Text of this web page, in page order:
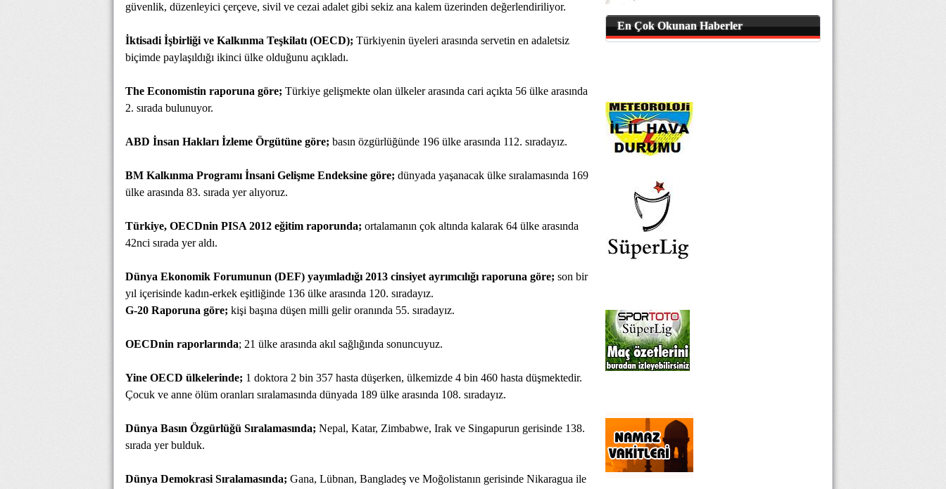
güvenlik, düzenleyici çerçeve, sivil ve cezai adalet gibi sekiz ana kalem üzerinden değerlendiriliyor.
İktisadi İşbirliği ve Kalkınma Teşkilatı (OECD); Türkiyenin üyeleri arasında servetin en adaletsiz
biçimde paylaşıldığı ikinci ülke olduğunu açıkladı.
The Economistin raporuna göre; Türkiye gelişmekte olan ülkeler arasında cari açıkta 56 ülke arasında
2. sırada bulunuyor.
ABD İnsan Hakları İzleme Örgütüne göre; basın özgürlüğünde 196 ülke arasında 112. sıradayız.
BM Kalkınma Programı İnsani Gelişme Endeksine göre; dünyada yaşanacak ülke sıralamasında 169
ülke arasında 83. sırada yer alıyoruz.
Türkiye, OECDnin PISA 2012 eğitim raporunda; ortalamanın çok altında kalarak 64 ülke arasında
42nci sırada yer aldı.
Dünya Ekonomik Forumunun (DEF) yayımladığı 2013 cinsiyet ayrımcılığı raporuna göre; son bir
yıl içerisinde kadın-erkek eşitliğinde 136 ülke arasında 120. sıradayız.
G-20 Raporuna göre; kişi başına düşen milli gelir oranında 55. sıradayız.
OECDnin raporlarında; 21 ülke arasında akıl sağlığında sonuncuyuz.
Yine OECD ülkelerinde; 1 doktora 2 bin 357 hasta düşerken, ülkemizde 4 bin 460 hasta düşmektedir.
Çocuk ve anne ölüm oranları sıralamasında dünyada 189 ülke arasında 108. sıradayız.
Dünya Basın Özgürlüğü Sıralamasında; Nepal, Katar, Zimbabwe, Irak ve Singapurun gerisinde 138.
sırada yer bulduk.
Dünya Demokrasi Sıralamasında; Gana, Lübnan, Bangladeş ve Moğolistanın gerisinde Nikaragua ile
En Çok Okunan Haberler